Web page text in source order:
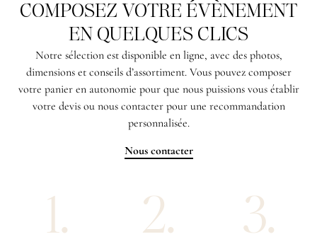
COMPOSEZ VOTRE ÉVÈNEMENT
EN QUELQUES CLICS
Notre sélection est disponible en ligne, avec des photos,
dimensions et conseils d’assortiment. Vous pouvez composer
votre panier en autonomie pour que nous puissions vous établir
votre devis ou nous contacter pour une recommandation
personnalisée.
Nous contacter
1. 2. 3.